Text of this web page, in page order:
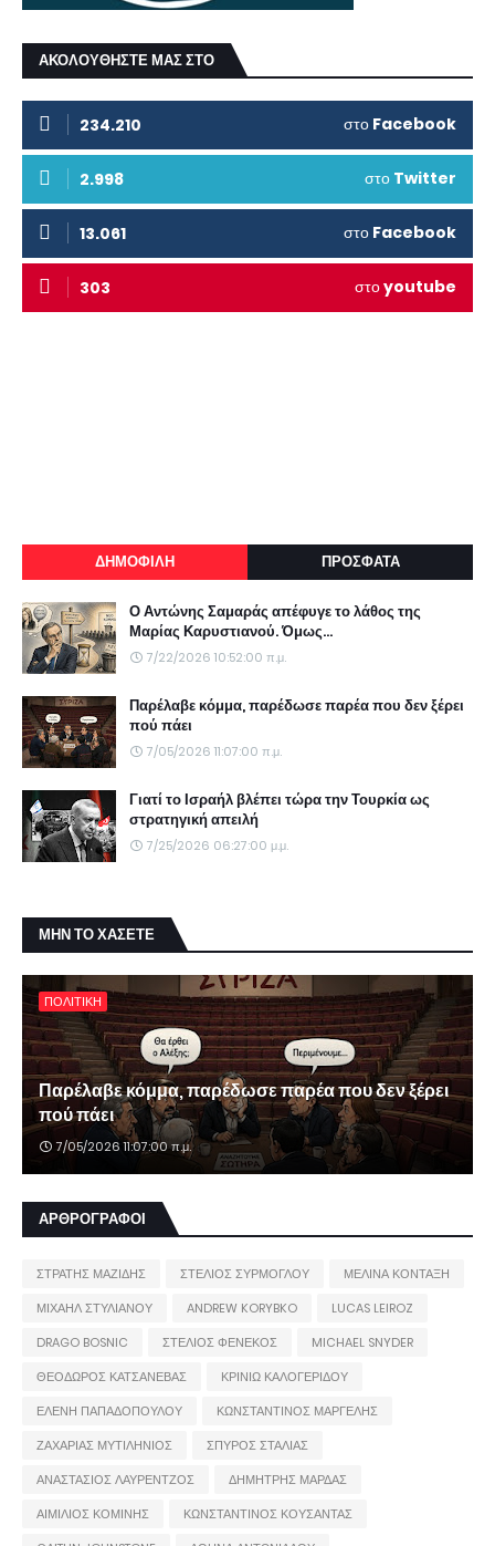
ΑΚΟΛΟΥΘΗΣΤΕ ΜΑΣ ΣΤΟ
234.210 στο Facebook
2.998 στο Twitter
13.061 στο Facebook
303 στοyoutube
ΔΗΜΟΦΙΛΗ ΠΡΟΣΦΑΤΑ
Ο Αντώνης Σαμαράς απέφυγε το λάθος της
Μαρίας Καρυστιανού. Όμως...
7/22/2026 10:52:00 π.μ.
Παρέλαβε κόμμα, παρέδωσε παρέα που δεν ξέρει
πού πάει
7/05/2026 11:07:00 π.μ.
Γιατί το Ισραήλ βλέπει τώρα την Τουρκία ως
στρατηγική απειλή
7/25/2026 06:27:00 μ.μ.
ΜΗΝ ΤΟ ΧΑΣΕΤΕ
ΠΟΛΙΤΙΚΗ
Παρέλαβε κόμμα, παρέδωσε παρέα που δεν ξέρει
πού πάει
7/05/2026 11:07:00 π.μ.
ΑΡΘΡΟΓΡΑΦΟΙ
ΣΤΡΑΤΗΣ ΜΑΖΙΔΗΣ ΣΤΕΛΙΟΣ ΣΥΡΜΟΓΛΟΥ
ΜΕΛΙΝΑ ΚΟΝΤΑΞΗ
ΜΙΧΑΗΛ ΣΤΥΛΙΑΝΟΥ
ANDREW KORYBKO
LUCAS LEIROZ
DRAGO BOSNIC
ΣΤΕΛΙΟΣ ΦΕΝΕΚΟΣ
MICHAEL SNYDER
ΘΕΟΔΩΡΟΣ ΚΑΤΣΑΝΕΒΑΣ
ΚΡΙΝΙΩ ΚΑΛΟΓΕΡΙΔΟΥ
ΕΛΕΝΗ ΠΑΠΑΔΟΠΟΥΛΟΥ
ΚΩΝΣΤΑΝΤΙΝΟΣ ΜΑΡΓΕΛΗΣ
ΖΑΧΑΡΙΑΣ ΜΥΤΙΛΗΝΙΟΣ
ΣΠΥΡΟΣ ΣΤΑΛΙΑΣ
ΑΝΑΣΤΑΣΙΟΣ ΛΑΥΡΕΝΤΖΟΣ
ΔΗΜΗΤΡΗΣ ΜΑΡΔΑΣ
ΑΙΜΙΛΙΟΣ ΚΟΜΙΝΗΣ
ΚΩΝΣΤΑΝΤΙΝΟΣ ΚΟΥΣΑΝΤΑΣ